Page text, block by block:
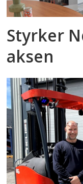
Styrker
aksen